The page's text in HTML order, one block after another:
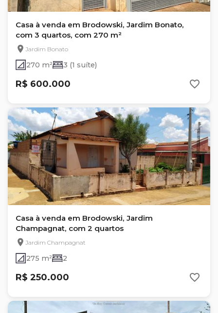
Casa à venda em Brodowski, Jardim Bonato,
com 3 quartos, com 270 m²
Jardim Bonato
270 m² 3 (1 suíte)
R$ 600.000
Casa à venda em Brodowski, Jardim
Champagnat, com 2 quartos
Jardim Champagnat
275 m² 2
R$ 250.000